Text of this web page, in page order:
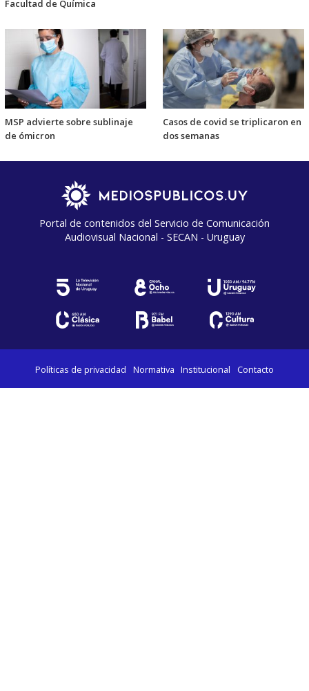
Facultad de Química
MSP advierte sobre sublinaje
de ómicron
Casos de covid se triplicaron en
dos semanas
Portal de contenidos del Servicio de Comunicación
Audiovisual Nacional - SECAN - Uruguay
Políticas de privacidad Normativa Institucional Contacto